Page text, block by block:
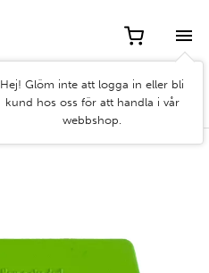
Hej! Glöm inte att logga in eller bli
kund hos oss för att handla i vår
webbshop.